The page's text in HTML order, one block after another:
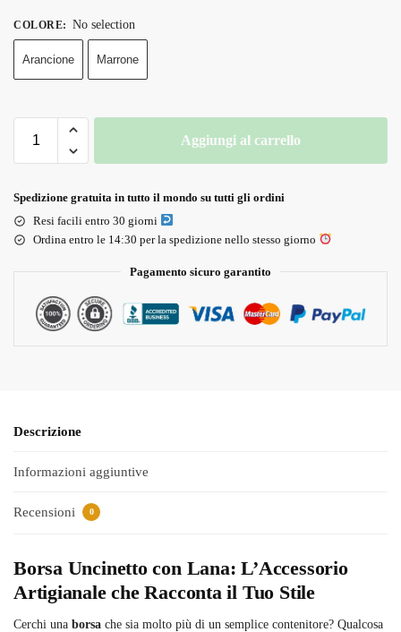
COLORE: No selection
Arancione Marrone
Aggiungi al carrello
Spedizione gratuita in tutto il mondo su tutti gli ordini
Resi facili entro 30 giorni
Ordina entro le 14:30 per la spedizione nello stesso giorno
Pagamento sicuro garantito
Descrizione
Informazioni aggiuntive
Recensioni 0
Borsa Uncinetto con Lana: L’Accessorio
Artigianale che Racconta il Tuo Stile
Cerchi una borsa che sia molto più di un semplice contenitore? Qualcosa